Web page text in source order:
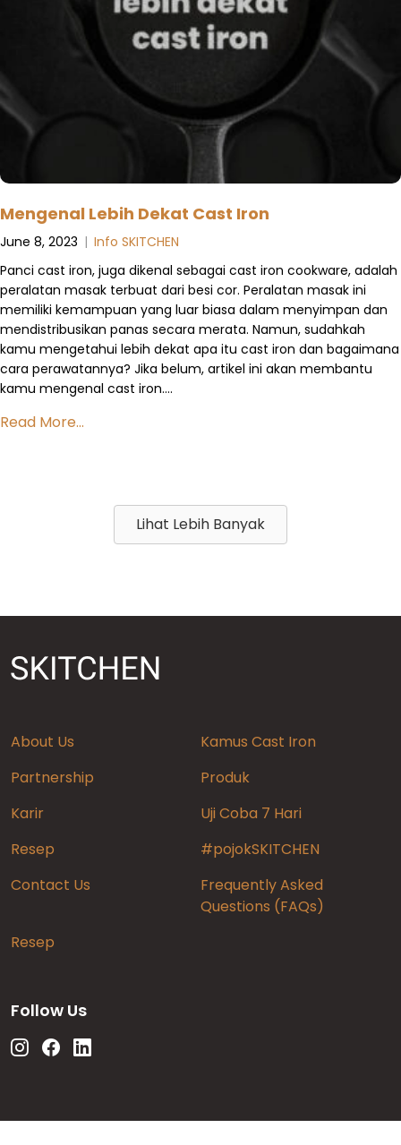
Mengenal Lebih Dekat Cast Iron
June 8, 2023 | Info SKITCHEN
Panci cast iron, juga dikenal sebagai cast iron cookware, adalah
peralatan masak terbuat dari besi cor. Peralatan masak ini
memiliki kemampuan yang luar biasa dalam menyimpan dan
mendistribusikan panas secara merata. Namun, sudahkah
kamu mengetahui lebih dekat apa itu cast iron dan bagaimana
cara perawatannya? Jika belum, artikel ini akan membantu
kamu mengenal cast iron….
Read More...
Lihat Lebih Banyak
About Us
Kamus Cast Iron
Partnership
Produk
Karir
Uji Coba 7 Hari
Resep
#pojokSKITCHEN
Contact Us
Frequently Asked
Questions (FAQs)
Resep
Follow Us